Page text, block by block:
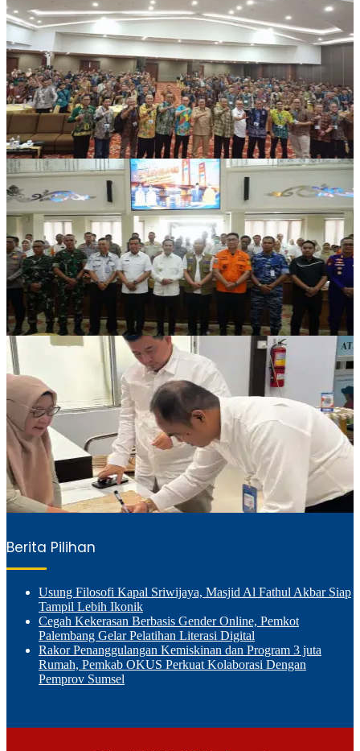
Berita Pilihan
Usung Filosofi Kapal Sriwijaya, Masjid Al Fathul Akbar Siap
Tampil Lebih Ikonik
Cegah Kekerasan Berbasis Gender Online, Pemkot
Palembang Gelar Pelatihan Literasi Digital
Rakor Penanggulangan Kemiskinan dan Program 3 juta
Rumah, Pemkab OKUS Perkuat Kolaborasi Dengan
Pemprov Sumsel